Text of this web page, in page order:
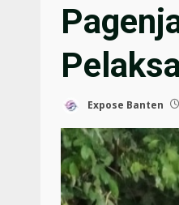
Expose Banten